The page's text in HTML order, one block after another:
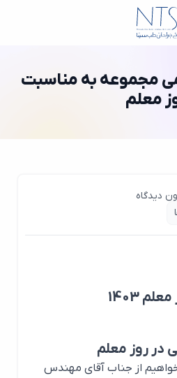
مجموعه به مناسبت
معلم
روز معلم
از جناب آقای مهندس